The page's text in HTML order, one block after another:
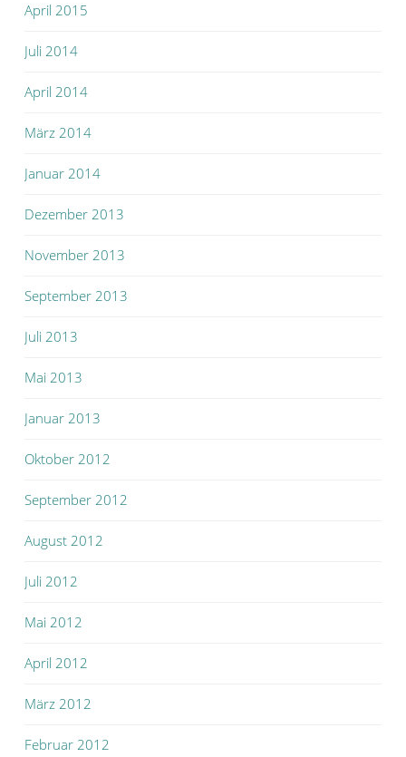
April 2015
Juli 2014
April 2014
März 2014
Januar 2014
Dezember 2013
November 2013
September 2013
Juli 2013
Mai 2013
Januar 2013
Oktober 2012
September 2012
August 2012
Juli 2012
Mai 2012
April 2012
März 2012
Februar 2012